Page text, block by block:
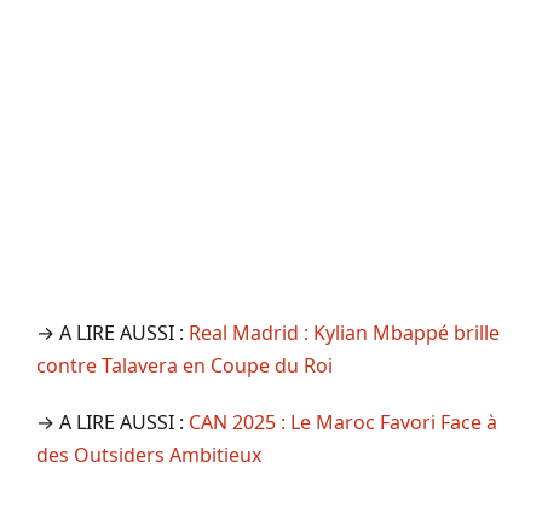
→ A LIRE AUSSI : Real Madrid : Kylian Mbappé brille
contre Talavera en Coupe du Roi
→ A LIRE AUSSI : CAN 2025 : Le Maroc Favori Face à
des Outsiders Ambitieux